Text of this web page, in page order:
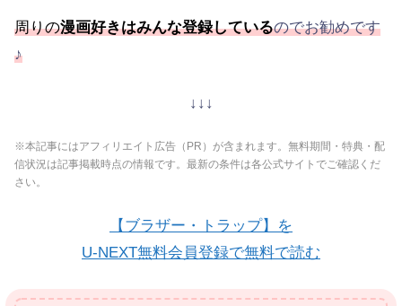
周りの漫画好きはみんな登録しているのでお勧めです
♪
↓↓↓
※本記事にはアフィリエイト広告（PR）が含まれます。無料期間・特典・配
信状況は記事掲載時点の情報です。最新の条件は各公式サイトでご確認くだ
さい。
【ブラザー・トラップ】を
U-NEXT無料会員登録で無料で読む